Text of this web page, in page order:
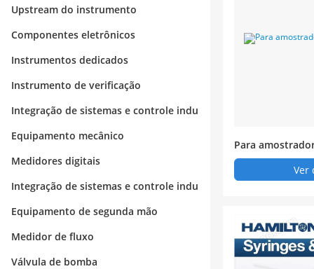
Upstream do instrumento
Componentes eletrônicos
Instrumentos dedicados
Instrumento de verificação
Integração de sistemas e controle indu
strial
Equipamento mecânico
Medidores digitais
Integração de sistemas e controle indu
strial
Equipamento de segunda mão
Medidor de fluxo
Válvula de bomba
Para
Ver